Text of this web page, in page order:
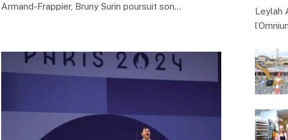
Armand-Frappier, Bruny Surin poursuit son…
Leylah